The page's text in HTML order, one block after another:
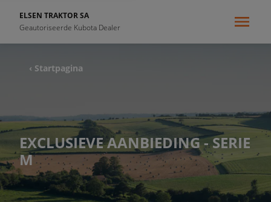
ELSEN TRAKTOR SA
Geautoriseerde Kubota Dealer
‹ Startpagina
EXCLUSIEVE AANBIEDING - SERIE
M